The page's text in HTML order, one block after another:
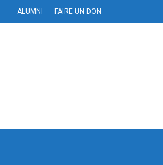
ALUMNI FAIRE UN DON